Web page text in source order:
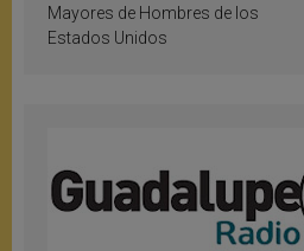
Mayores de Hombres de los
Estados Unidos